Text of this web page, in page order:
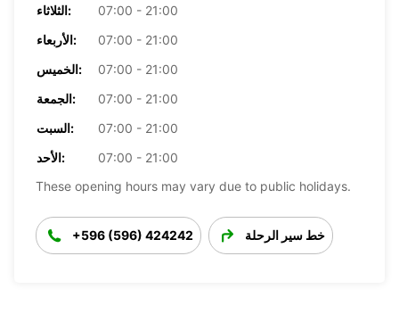
الثلاثاء:
07:00 - 21:00
الأربعاء:
07:00 - 21:00
الخميس:
07:00 - 21:00
الجمعة:
07:00 - 21:00
السبت:
07:00 - 21:00
الأحد:
07:00 - 21:00
These opening hours may vary due to public holidays.
+596 (596) 424242 خط سير الرحلة